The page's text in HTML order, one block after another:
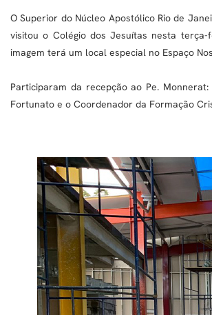
O Superior do Núcleo Apostólico Rio de
visitou o Colégio dos Jesuítas nesta terça-
imagem terá um local especial no Espaço
Participaram da recepção ao Pe.
Fortunato e o Coordenador da Formação